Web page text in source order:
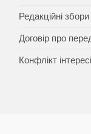
Редакційні збори
Договір про
Конфлікт